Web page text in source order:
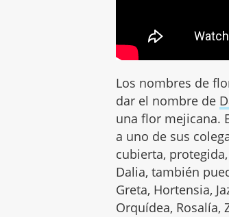
Los nombres de
dar el nombre de
una flor mejicana.
a uno de sus
cubierta,
Dalia, también
Greta, Hortensia,
Orquídea, Rosalía,